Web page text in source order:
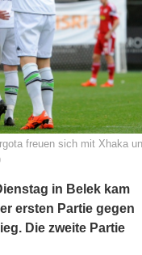
freuen sich mit Xhaka
in Belek kam
ersten Partie gegen
Die zweite Partie